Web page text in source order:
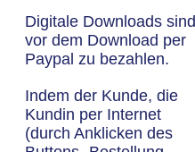
Digitale Downloads sind
vor dem Download per
Paypal zu bezahlen.
Indem der Kunde, die
Kundin per Internet
(durch Anklicken des